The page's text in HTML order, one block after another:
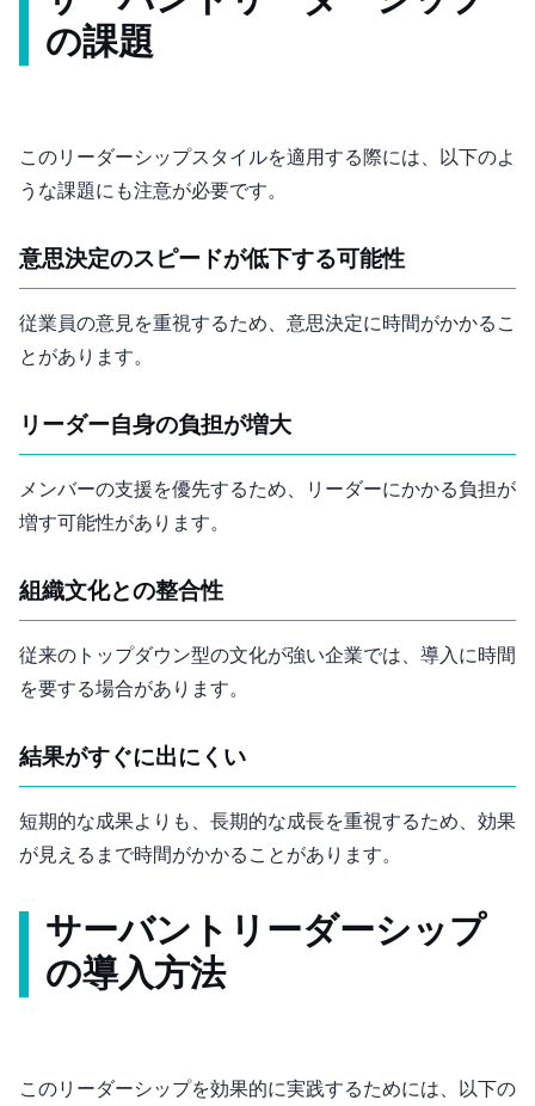
の課題
このリーダーシップスタイルを適用する際には、以下のよ
うな課題にも注意が必要です。
意思決定のスピードが低下する可能性
従業員の意見を重視するため、意思決定に時間がかかるこ
とがあります。
リーダー自身の負担が増大
メンバーの支援を優先するため、リーダーにかかる負担が
増す可能性があります。
組織文化との整合性
従来のトップダウン型の文化が強い企業では、導入に時間
を要する場合があります。
結果がすぐに出にくい
短期的な成果よりも、長期的な成長を重視するため、効果
が見えるまで時間がかかることがあります。
サーバントリーダーシップ
の導入方法
このリーダーシップを効果的に実践するためには、以下の